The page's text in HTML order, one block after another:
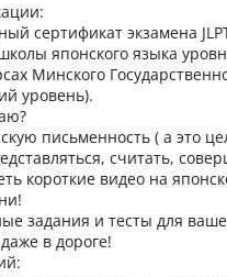
сертификат экзамена
японского языка
Минского
уровень).
письменность ( а это
считать,
короткие видео на
задания и тесты для
в дороге!